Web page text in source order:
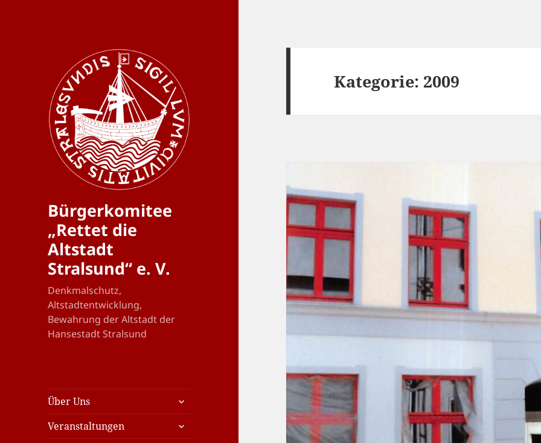
Bürgerkomitee
„Rettet die
Altstadt
Stralsund“ e. V.
Denkmalschutz,
Altstadtentwicklung,
Bewahrung der Altstadt der
Hansestadt Stralsund
Über Uns
untermenü
öffnen
Veranstaltungen
untermenü
öffnen
Kategorie: 2009